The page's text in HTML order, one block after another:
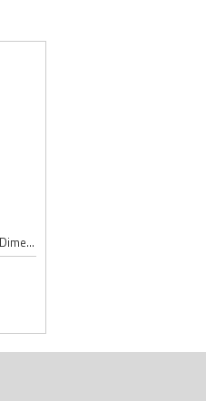
Nosač za 2 x 18650 bateriju 3.7V sa kablićem; Dimenzije: 75 x 40 x 20mm; Način montaže: lemljenje, povezivanje; Materijal izrade nosača: plastika;